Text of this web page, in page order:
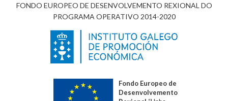
FONDO EUROPEO DE DESENVOLVEMENTO REXIONAL DO
PROGRAMA OPERATIVO 2014-2020
Fondo Europeo de
Desenvolvemento